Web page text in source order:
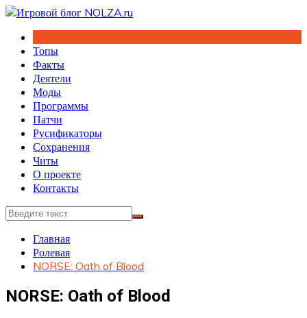
Перейти
содержимому
Топы
Факты
Деятели
Моды
Программы
Патчи
Русификаторы
Сохранения
Читы
О проекте
Контакты
Главная
Ролевая
NORSE: Oath of Blood
NORSE: Oath of Blood